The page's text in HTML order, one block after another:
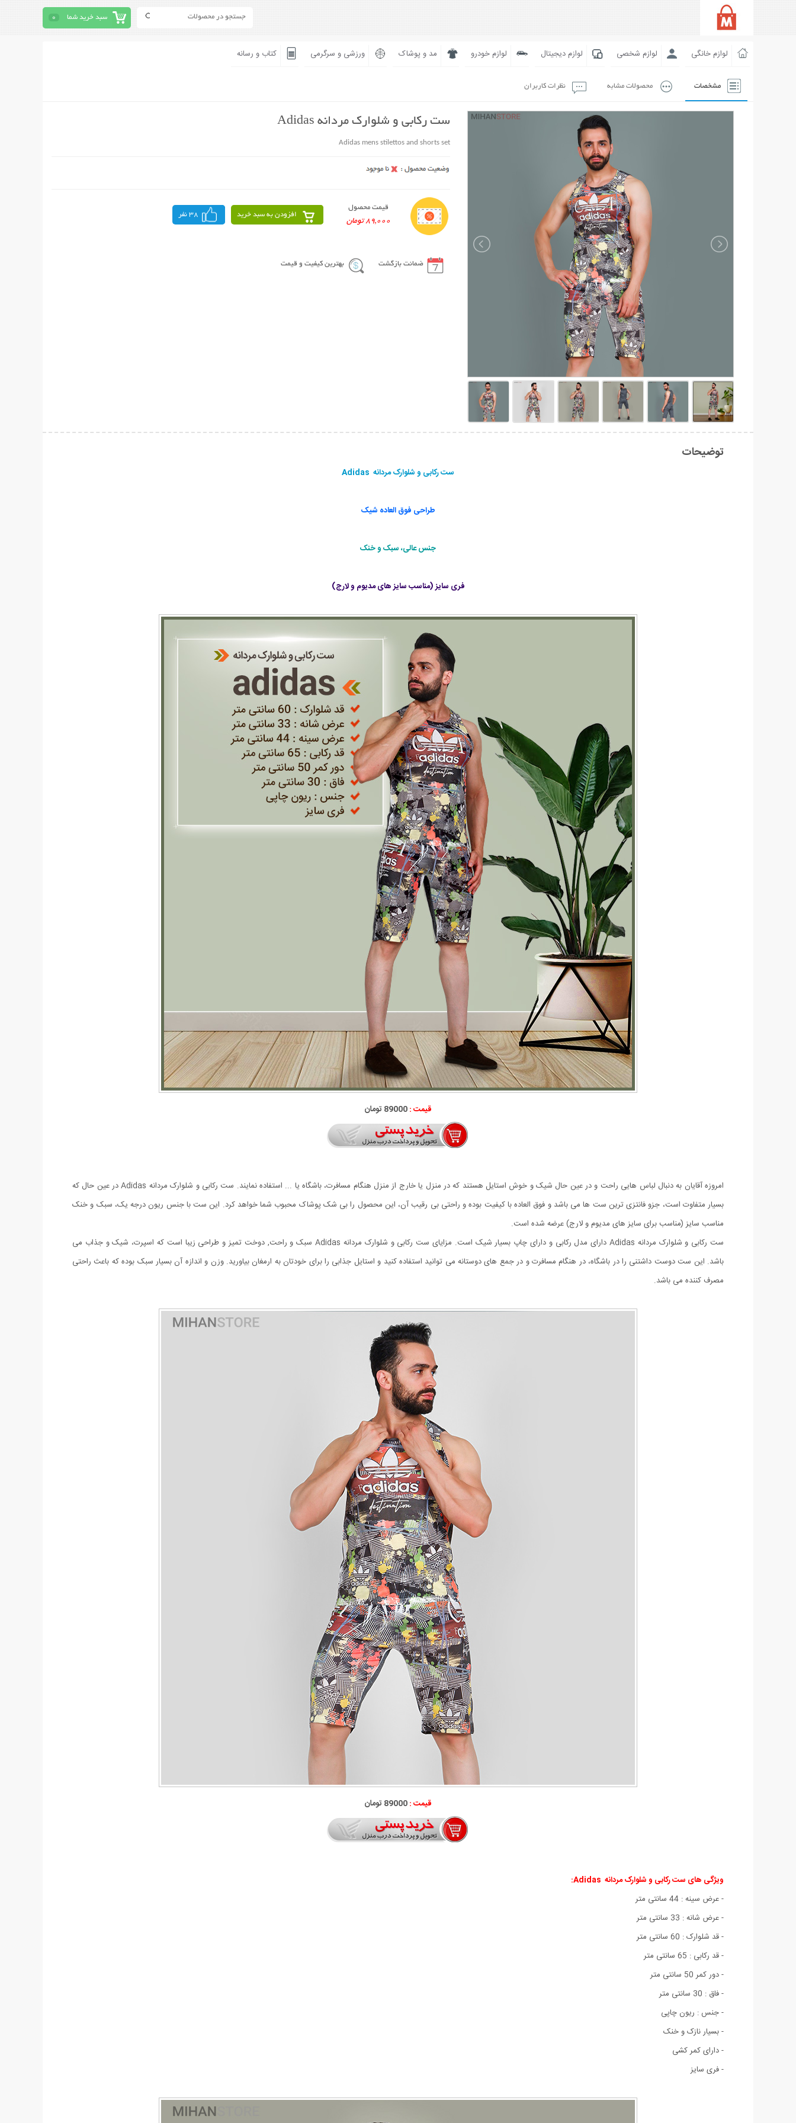
سبد خرید شما 0
لوازم خانگی لوازم شخصی لوازم دیجیتال لوازم خودرو مد و پوشاک ورزشی و سرگرمی کتاب و رسانه
مشخصات محصولات مشابه نظرات کاربران
ست رکابی و شلوارک مردانه Adidas
Adidas mens stilettos and shorts set
قیمت محصول
89,000 تومان
افزودن به سبد خرید 38 نفر
ضمانت بازگشت بهترین کیفیت و قیمت
توضیحات
ست رکابی و شلوارک مردانه Adidas
طراحی فوق العاده شیک
جنس عالی، سبک و خنک
فری سایز (مناسب سایز های مدیوم و لارج)
قیمت :89000 تومان
امروزه آقایان به دنبال لباس هایی راحت و در عین حال شیک و خوش استایل هستند که در منزل یا خارج از منزل هنگام مسافرت، باشگاه یا ... استفاده نمایند. ست رکابی و شلوارک مردانه Adidas در عین حال که
بسیار متفاوت است، جزو فانتزی ترین ست ها می باشد و فوق العاده با کیفیت بوده و راحتی بی رقیب آن، این محصول را بی شک پوشاک محبوب شما خواهد کرد. این ست با جنس ریون درجه یک، سبک و خنک
مناسب سایز (مناسب برای سایز های مدیوم و لارج) عرضه شده است.
ست رکابی و شلوارک مردانه Adidas دارای مدل رکابی و دارای چاپ بسیار شیک است. مزايای ست رکابی و شلوارک مردانه Adidas سبک و راحت, دوخت تميز و طراحی زیبا است که اسپرت، شیک و جذاب می
باشد. این ست دوست داشتنی را در باشگاه، در هنگام مسافرت و در جمع های دوستانه می توانید استفاده کنید و استایل جذابی را برای خودتان به ارمغان بیاورید. وزن و اندازه آن بسیار سبک بوده که باعث راحتی
مصرف کننده می باشد.
قیمت :89000 تومان
ویژگی های ست رکابی و شلوارک مردانه Adidas:
- عرض سینه : 44 سانتی متر
- عرض شانه : 33 سانتی متر
- قد شلوارک : 60 سانتی متر
- قد رکابی : 65 سانتی متر
- دور کمر 50 سانتی متر
- فاق : 30 سانتی متر
- جنس : ریون چاپی
- بسیار نازک و خنک
- دارای کمر کشی
- فری سایز